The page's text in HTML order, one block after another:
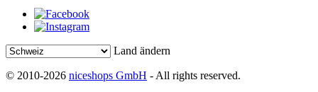
Land ändern
© 2010-2026 niceshops GmbH - All rights reserved.